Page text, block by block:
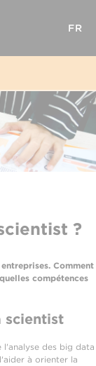
FR
?
Comment
compétences
scientist
des big data
à orienter la